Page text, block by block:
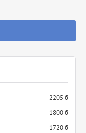
2205 б
1800 б
1720 б